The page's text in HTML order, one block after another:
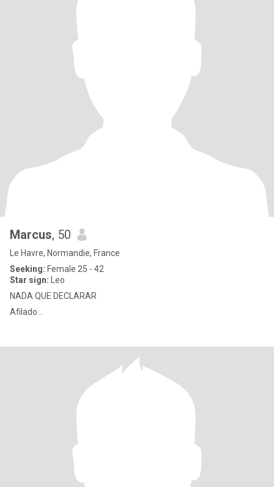
Marcus, 50
Le Havre, Normandie, France
Seeking: Female 25 - 42
Star sign: Leo
NADA QUE DECLARAR
Afilado...